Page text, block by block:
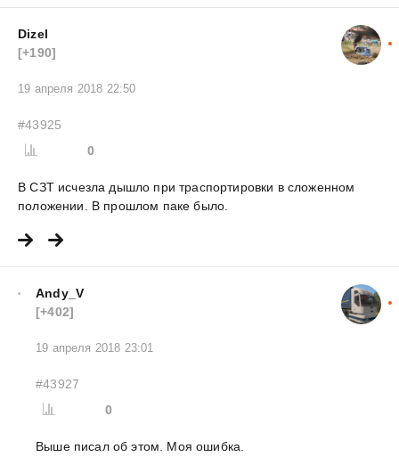
Dizel
[+190]
19 апреля 2018 22:50
#43925
0
В СЗТ исчезла дышло при траспортировки в сложенном
положении. В прошлом паке было.
Andy_V
[+402]
19 апреля 2018 23:01
#43927
0
Выше писал об этом. Моя ошибка.